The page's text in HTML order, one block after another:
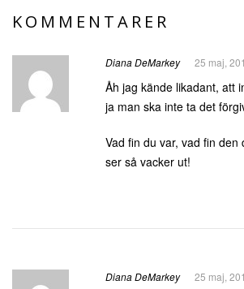
KOMMENTARER
Diana DeMarkey 25 maj,
Åh jag kände likadant, att
ja man ska inte ta det
Vad fin du var, vad fin den
ser så vacker ut!
Diana DeMarkey 25 maj,